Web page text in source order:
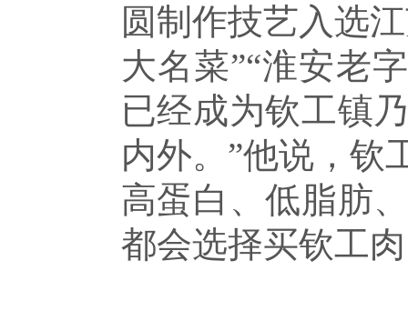
圆制作技艺入选
大名菜”“淮安老
已经成为钦工镇
内外。”他说，钦
高蛋白、低脂肪
都会选择买钦工